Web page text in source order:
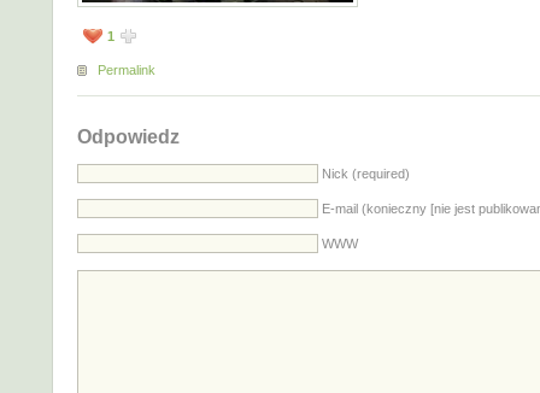
1
Permalink
Odpowiedz
Nick (required)
E-mail (konieczny [nie jest
WWW